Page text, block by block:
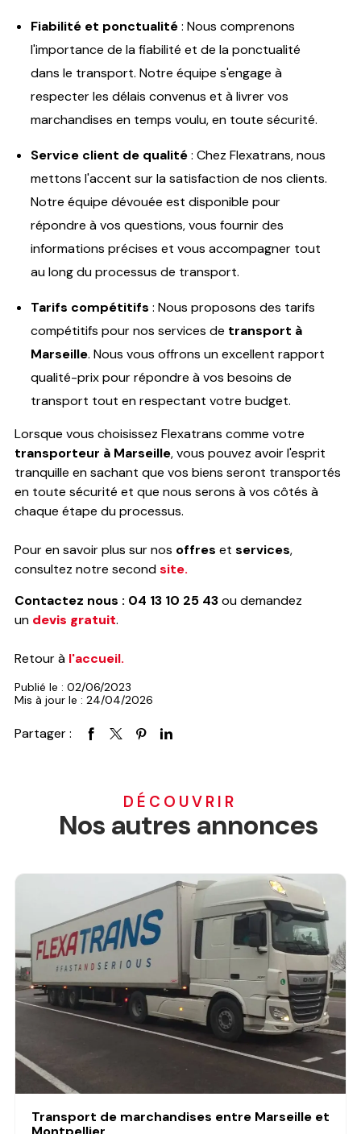
Fiabilité et ponctualité: Nous comprenons
l'importance de la fiabilité et de la ponctualité
dans le transport. Notre équipe s'engage à
respecter les délais convenus et à livrer vos
marchandises en temps voulu, en toute sécurité.
Service client de qualité: Chez Flexatrans, nous
mettons l'accent sur la satisfaction de nos clients.
Notre équipe dévouée est disponible pour
répondre à vos questions, vous fournir des
informations précises et vous accompagner tout
au long du processus de transport.
Tarifs compétitifs : Nous proposons des tarifs
compétitifs pour nos services de transport à
Marseille. Nous vous offrons un excellent rapport
qualité-prix pour répondre à vos besoins de
transport tout en respectant votre budget.
Lorsque vous choisissez Flexatrans comme votre
transporteur à Marseille, vous pouvez avoir l'esprit
tranquille en sachant que vos biens seront transportés
en toute sécurité et que nous serons à vos côtés à
chaque étape du processus.
Pour en savoir plus sur nos offres et services,
consultez notre secondsite.
Contactez nous : 04 13 10 25 43ou demandez
un devis gratuit.
Retour à l'accueil.
Publié le : 02/06/2023
Mis à jour le : 24/04/2026
Partager :
DÉCOUVRIR
Nos autres annonces
Transport de marchandises entre Marseille et